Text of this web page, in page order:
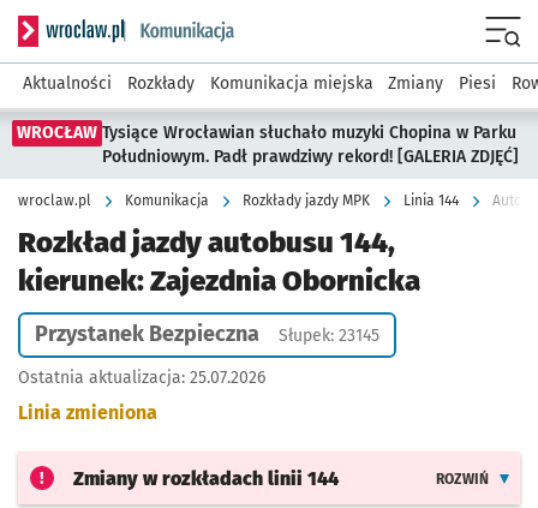
Serwis informacyjny wroclaw.pl podserwis: Komunikacja
Aktualności Rozkłady Komunikacja miejska Zmiany Piesi
WROCŁAW Tysiące Wrocławian słuchało muzyki Chopina w Parku
Południowym. Padł prawdziwy rekord! [GALERIA ZDJĘĆ]
wroclaw.pl Komunikacja Rozkłady jazdy MPK Linia 144
Rozkład jazdy autobusu 144,
kierunek: Zajezdnia Obornicka
Przystanek Bezpieczna Słupek: 23145
Ostatnia aktualizacja: 25.07.2026
Linia zmieniona
Zmiany w rozkładach linii 144 ROZWIŃ